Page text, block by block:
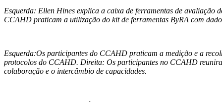
Esquerda: Ellen Hines explica a caixa de ferramentas de
CCAHD praticam a utilização do kit de ferramentas ByRA com
Esquerda:Os participantes do CCAHD praticam a medição e a
protocolos do CCAHD. Direita: Os participantes no CCAHD
colaboração e o intercâmbio de capacidades.